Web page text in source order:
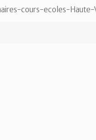
cours-ecoles-Haute-